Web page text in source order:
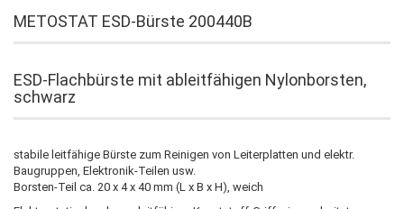
METOSTAT ESD-Bürste 200440B
ESD-Flachbürste mit ableitfähigen Nylonborsten,
schwarz
stabile leitfähige Bürste zum Reinigen von Leiterplatten und elektr.
Baugruppen, Elektronik-Teilen usw.
Borsten-Teil ca. 20 x 4 x 40 mm (L x B x H), weich